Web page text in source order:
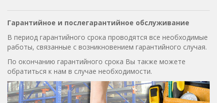
Гарантийное и послегарантийное обслуживание
В период гарантийного срока проводятся все необходимые
работы, связанные с возникновением гарантийного случая.
По окончанию гарантийного срока Вы также можете
обратиться к нам в случае необходимости.